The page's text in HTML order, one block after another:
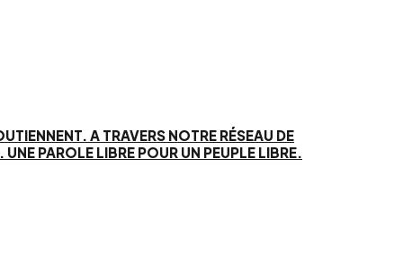
A TRAVERS NOTRE RÉSEAU DE
PAROLE LIBRE POUR UN PEUPLE LIBRE.